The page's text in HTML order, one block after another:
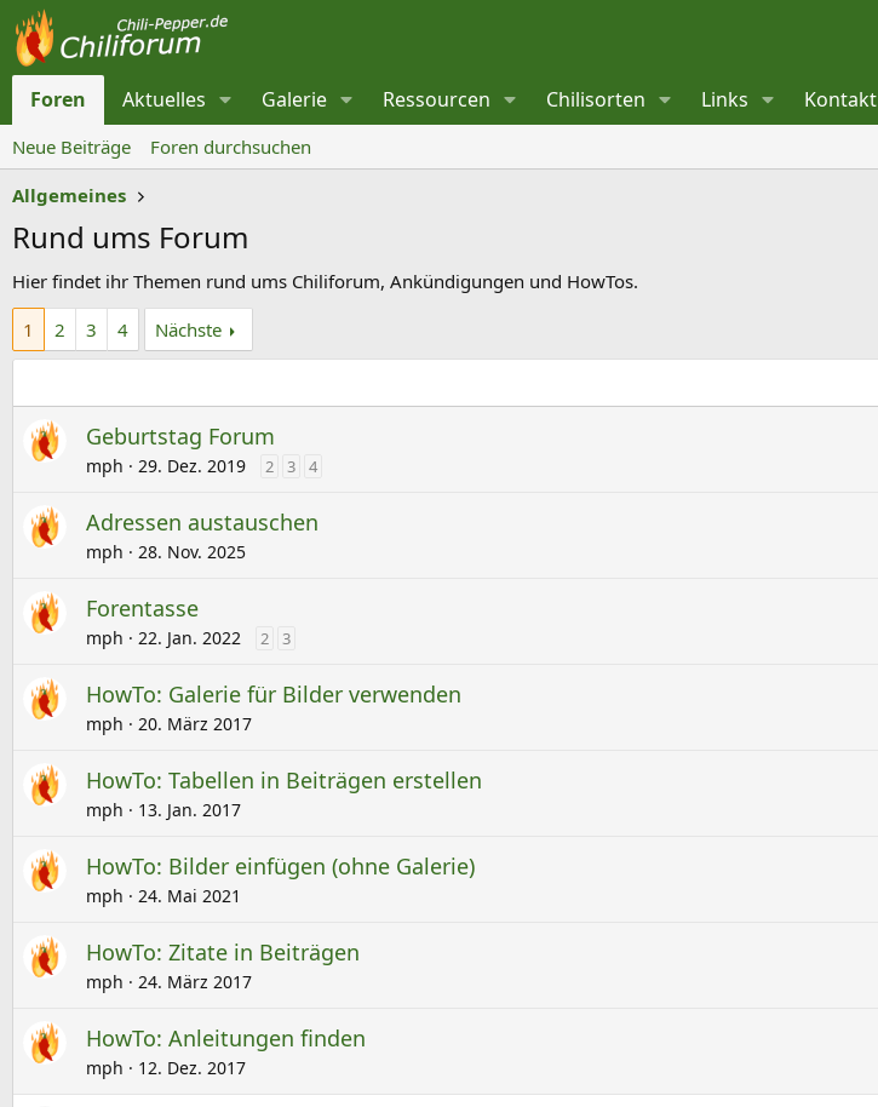
Foren Aktuelles Galerie Ressourcen Chilisorten Links Kontakt
Neue Beiträge
Foren durchsuchen
Allgemeines
Rund ums Forum
Hier findet ihr Themen rund ums Chiliforum, Ankündigungen und HowTos.
1
2 3 4 Nächste
Geburtstag Forum
mph 29. Dez. 2019 2 3 4
Adressen austauschen
mph 28. Nov. 2025
Forentasse
mph 22. Jan. 2022 2 3
HowTo: Galerie für Bilder verwenden
mph 20. März 2017
HowTo: Tabellen in Beiträgen erstellen
mph 13. Jan. 2017
HowTo: Bilder einfügen (ohne Galerie)
mph 24. Mai 2021
HowTo: Zitate in Beiträgen
mph 24. März 2017
HowTo: Anleitungen finden
mph 12. Dez. 2017